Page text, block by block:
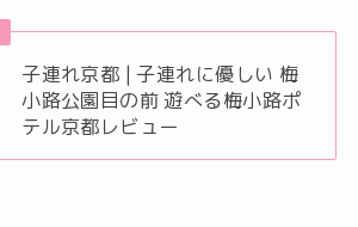
子連れ京都 | 子連れに優しい 梅
小路公園目の前 遊べる梅小路ポ
テル京都レビュー